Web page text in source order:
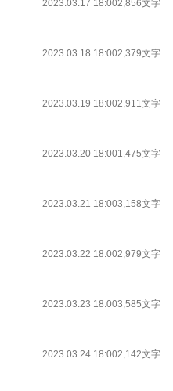
2023.03.17 18:002,856文字
2023.03.18 18:002,379文字
2023.03.19 18:002,911文字
2023.03.20 18:001,475文字
2023.03.21 18:003,158文字
2023.03.22 18:002,979文字
2023.03.23 18:003,585文字
2023.03.24 18:002,142文字